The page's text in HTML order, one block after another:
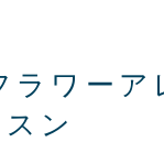
ラワーア
ン